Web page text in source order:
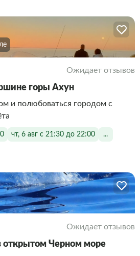
Ожидает отзывов
горы Ахун
и полюбоваться городом с
чт, 6 авг с 21:30 до 22:00 ...
Ожидает отзывов
открытом Черном море